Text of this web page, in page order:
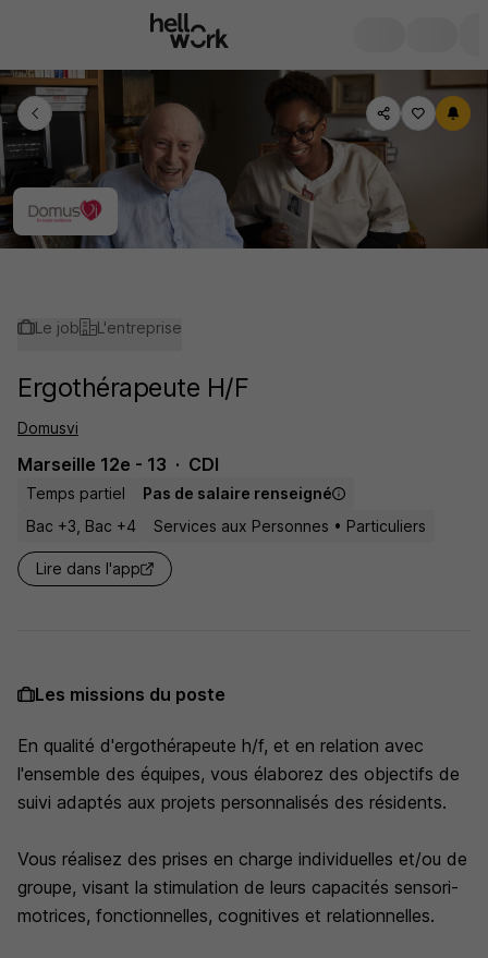
Le job L'entreprise
Ergothérapeute H/F
Domusvi
Marseille 12e - 13 CDI
Temps partiel
Pas de salaire renseigné
Bac +3, Bac +4
Services aux Personnes • Particuliers
Lire dans l'app
Les missions du poste
En qualité d'ergothérapeute h/f, et en relation avec
l'ensemble des équipes, vous élaborez des objectifs de
suivi adaptés aux projets personnalisés des résidents.
Vous réalisez des prises en charge individuelles et/ou de
groupe, visant la stimulation de leurs capacités sensori-
motrices, fonctionnelles, cognitives et relationnelles.